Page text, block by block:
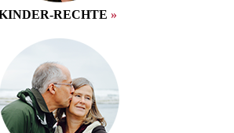
­RECHTE»